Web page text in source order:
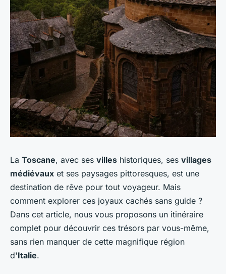
La Toscane, avec ses villes historiques, ses villages
médiévaux et ses paysages pittoresques, est une
destination de rêve pour tout voyageur. Mais
comment explorer ces joyaux cachés sans guide ?
Dans cet article, nous vous proposons un itinéraire
complet pour découvrir ces trésors par vous-même,
sans rien manquer de cette magnifique région
d'Italie.